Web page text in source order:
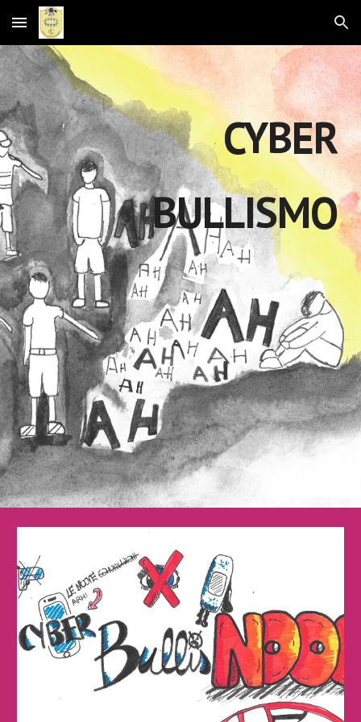
Skip to main content Skip to navigation
CYBER
BULLISMO